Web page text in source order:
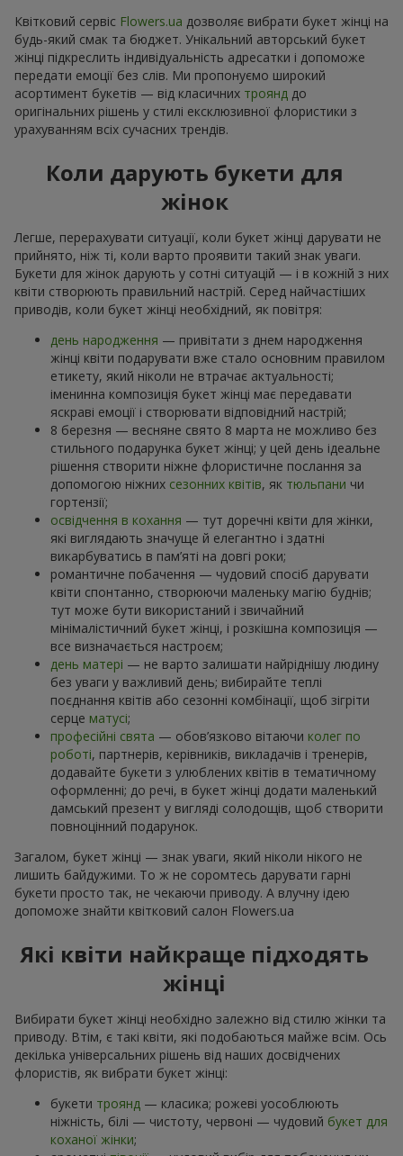
Квітковий сервіс Flowers.ua дозволяє вибрати букет жінці на
будь-який смак та бюджет. Унікальний авторський букет
жінці підкреслить індивідуальність адресатки і допоможе
передати емоції без слів. Ми пропонуємо широкий
асортимент букетів — від класичних троянд до
оригінальних рішень у стилі ексклюзивної флористики з
урахуванням всіх сучасних трендів.
Коли дарують букети для
жінок
Легше, перерахувати ситуації, коли букет жінці дарувати не
прийнято, ніж ті, коли варто проявити такий знак уваги.
Букети для жінок дарують у сотні ситуацій — і в кожній з них
квіти створюють правильний настрій. Серед найчастіших
приводів, коли букет жінці необхідний, як повітря:
день народження — привітати з днем народження
жінці квіти подарувати вже стало основним правилом
етикету, який ніколи не втрачає актуальності;
іменинна композиція букет жінці має передавати
яскраві емоції і створювати відповідний настрій;
8 березня — весняне свято 8 марта не можливо без
стильного подарунка букет жінці; у цей день ідеальне
рішення створити ніжне флористичне послання за
допомогою ніжних сезонних квітів, як тюльпани чи
гортензії;
освідчення в кохання — тут доречні квіти для жінки,
які виглядають значуще й елегантно і здатні
викарбуватись в пам’яті на довгі роки;
романтичне побачення — чудовий спосіб дарувати
квіти спонтанно, створюючи маленьку магію буднів;
тут може бути використаний і звичайний
мінімалістичний букет жінці, і розкішна композиція —
все визначається настроєм;
день матері — не варто залишати найріднішу людину
без уваги у важливий день; вибирайте теплі
поєднання квітів або сезонні комбінації, щоб зігріти
серце матусі;
професійні свята — обов’язково вітаючи колег по
роботі, партнерів, керівників, викладачів і тренерів,
додавайте букети з улюблених квітів в тематичному
оформленні; до речі, в букет жінці додати маленький
дамський презент у вигляді солодощів, щоб створити
повноцінний подарунок.
Загалом, букет жінці — знак уваги, який ніколи нікого не
лишить байдужими. То ж не соромтесь дарувати гарні
букети просто так, не чекаючи приводу. А влучну ідею
допоможе знайти квітковий салон Flowers.ua
Які квіти найкраще підходять
жінці
Вибирати букет жінці необхідно залежно від стилю жінки та
приводу. Втім, є такі квіти, які подобаються майже всім. Ось
декілька універсальних рішень від наших досвідчених
флористів, як вибрати букет жінці:
букети троянд — класика; рожеві уособлюють
ніжність, білі — чистоту, червоні — чудовий букет для
коханої жінки;